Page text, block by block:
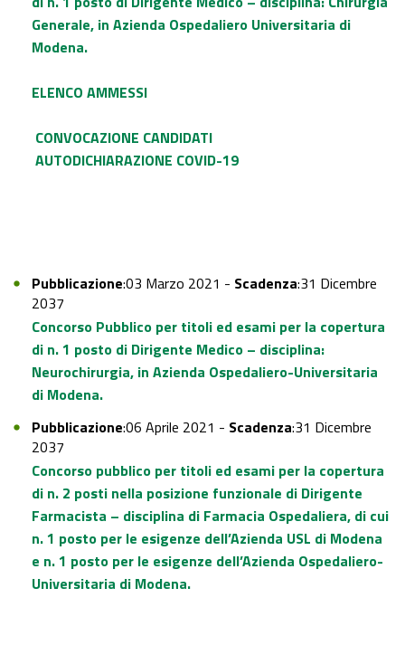
Generale, in Azienda Ospedaliero Universitaria di
Modena.
ELENCO AMMESSI
CONVOCAZIONE CANDIDATI
AUTODICHIARAZIONE COVID-19
Pubblicazione:03 Marzo 2021 - Scadenza:31 Dicembre
2037
Concorso Pubblico per titoli ed esami per la copertura
di n. 1 posto di Dirigente Medico – disciplina:
Neurochirurgia, in Azienda Ospedaliero-Universitaria
di Modena.
Pubblicazione:06 Aprile 2021 - Scadenza:31 Dicembre
2037
Concorso pubblico per titoli ed esami per la copertura
di n. 2 posti nella posizione funzionale di Dirigente
Farmacista – disciplina di Farmacia Ospedaliera, di cui
n. 1 posto per le esigenze dell’Azienda USL di Modena
e n. 1 posto per le esigenze dell’Azienda Ospedaliero-
Universitaria di Modena.